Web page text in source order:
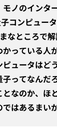
ノのインター
子コンピュー
なところで
っている人
ュータはど
ってなんだ
となのか、ほ
はあるまいか